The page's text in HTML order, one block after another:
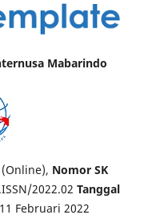
Mabarindo
Nomor SK
2022.02 Tanggal
Februari 2022